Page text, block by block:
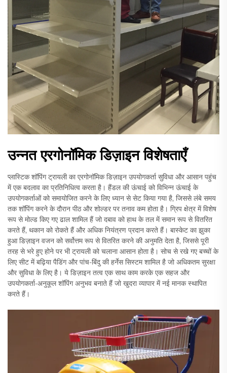
उन्नत एरगोनॉमिक डिज़ाइन विशेषताएँ
प्लास्टिक शॉपिंग ट्रायली का एरगोनॉमिक डिज़ाइन उपयोगकर्ता सुविधा और आसान पहुंच
में एक बदलाव का प्रतिनिधित्व करता है। हैंडल की ऊंचाई को विभिन्न ऊंचाई के
उपयोगकर्ताओं को समायोजित करने के लिए ध्यान से सेट किया गया है, जिससे लंबे समय
तक शॉपिंग करने के दौरान पीठ और शोल्डर पर तनाव कम होता है। ग्रिप क्षेत्र में विशेष
रूप से मोल्ड किए गए ढाल शामिल हैं जो दबाव को हाथ के तल में समान रूप से वितरित
करते हैं, थकान को रोकते हैं और अधिक नियंत्रण प्रदान करते हैं। बास्केट का झुका
हुआ डिज़ाइन वजन को सर्वोत्तम रूप से वितरित करने की अनुमति देता है, जिससे पूरी
तरह से भरे हुए होने पर भी ट्रायली को चलाना आसान होता है। सोच से रखे गए बच्चों के
लिए सीट में बढ़िया पैडिंग और पांच-बिंदु की हर्नेस सिस्टम शामिल है जो अधिकतम सुरक्षा
और सुविधा के लिए है। ये डिज़ाइन तत्व एक साथ काम करके एक सहज और
उपयोगकर्ता-अनुकूल शॉपिंग अनुभव बनाते हैं जो खुदरा व्यापार में नई मानक स्थापित
करते हैं।